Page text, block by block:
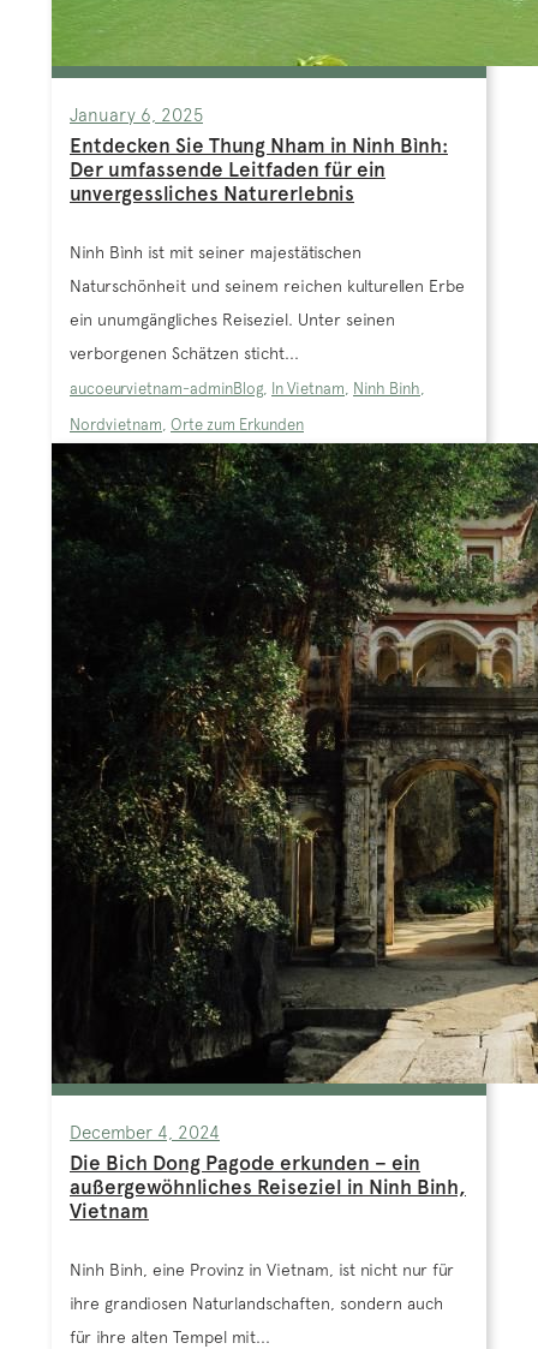
January 6, 2025
Entdecken Sie Thung Nham in Ninh Bình:
Der umfassende Leitfaden für ein
unvergessliches Naturerlebnis
Ninh Bình ist mit seiner majestätischen
Naturschönheit und seinem reichen kulturellen Erbe
ein unumgängliches Reiseziel. Unter seinen
verborgenen Schätzen sticht...
aucoeurvietnam-adminBlog, In Vietnam, Ninh Binh,
Nordvietnam, Orte zum Erkunden
December 4, 2024
Die Bich Dong Pagode erkunden – ein
außergewöhnliches Reiseziel in Ninh Binh,
Vietnam
Ninh Binh, eine Provinz in Vietnam, ist nicht nur für
ihre grandiosen Naturlandschaften, sondern auch
für ihre alten Tempel mit...